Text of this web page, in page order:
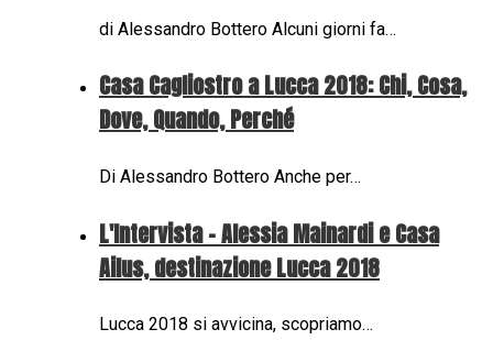
di Alessandro Bottero Alcuni giorni fa…
Casa Cagliostro a Lucca 2018: Chi, Cosa,
Dove, Quando, Perché
Di Alessandro Bottero Anche per…
L'Intervista - Alessia Mainardi e Casa
Ailus, destinazione Lucca 2018
Lucca 2018 si avvicina, scopriamo…